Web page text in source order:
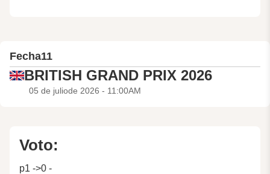
Fecha11
BRITISH GRAND PRIX 2026
05 de juliode 2026 - 11:00AM
Voto:
p1 ->0 -